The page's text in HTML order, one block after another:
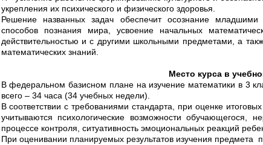
укрепления их психического и физического здоровья.
Решение названных задач обеспечит осознание младшими
способов познания мира, усвоение начальных
действительностью и с другими школьными предметами, а
математических знаний.
Место курса в
В федеральном базисном плане на изучение математики в 3
всего – 34 часа (34 учебных недели).
В соответствии с требованиями стандарта, при оценке
учитываются психологические возможности обучающегося,
процессе контроля, ситуативность эмоциональных реакций
При оценивании планируемых результатов изучения